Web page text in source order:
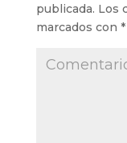
publicada. Los
marcados con *